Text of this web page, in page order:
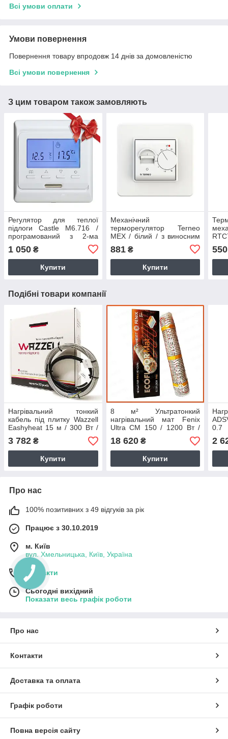
Всі умови оплати
Умови повернення
Повернення товару впродовж 14 днів за домовленістю
Всі умови повернення
З цим товаром також замовляють
Регулятор для теплої
підлоги Castle M6.716 /
програмований з 2-ма
датчиками температури
1 050 ₴
Купити
Механічний
терморегулятор Terneo
МЕХ / білий / з виносним
881₴
Купити
550
Подібні товари компанії
Нагрівальний тонкий
кабель під плитку Wazzell
Eashyheat 15 м / 300 Вт /
1.5 - 2.3 м² / d = 3.5 мм
(Німеччина)
3 782 ₴
Купити
8 м² Ультратонкий
нагрівальний мат Fenix
Ultra CM 150 / 1200 Вт /
2.7 мм / тепла підлога під
плитку (Чехія)
18 620₴
Купити
0.7
2
Про нас
100% позитивних з 49 відгуків за рік
Працює з 30.10.2019
м. Київ
вул. Хмельницька, Київ, Україна
Контакти
Сьогодні вихідний
Показати весь графік роботи
Про нас
Контакти
Доставка та оплата
Графік роботи
Повна версія сайту